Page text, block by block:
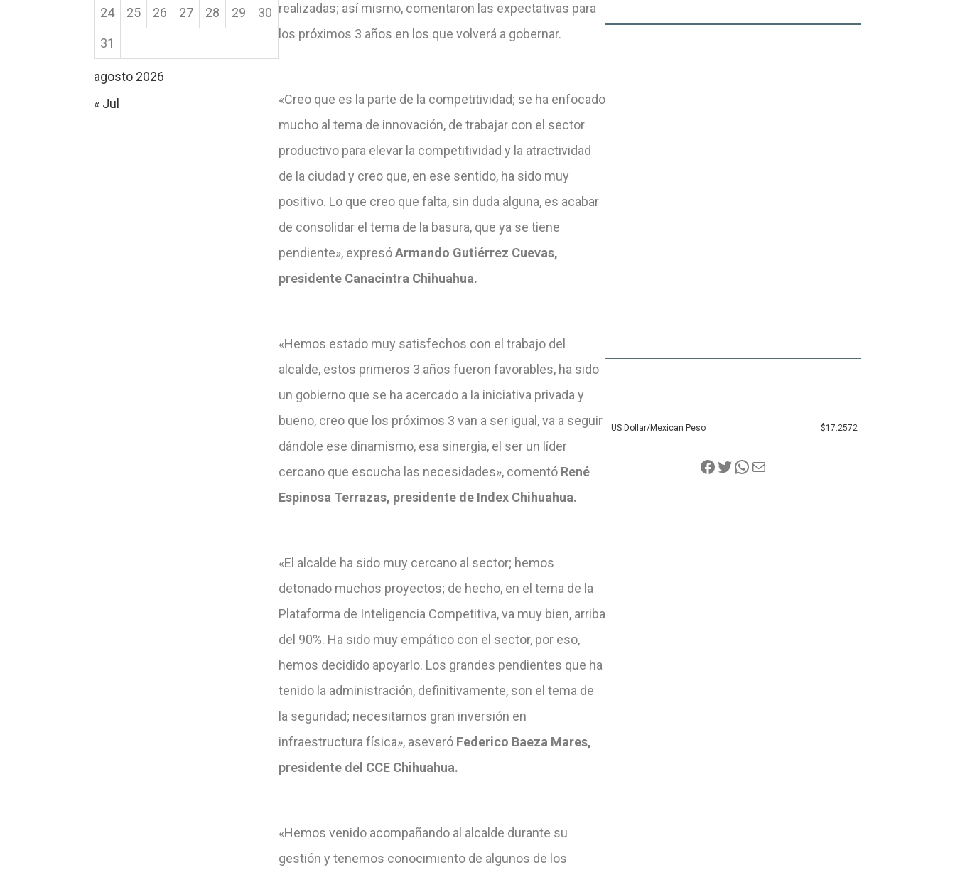
agosto 2026
24 25 26 27 28 29 30
31
« Jul
realizadas; así mismo, comentaron las expectativas para
los próximos 3 años en los que volverá a gobernar.
«Creo que es la parte de la competitividad; se ha enfocado
mucho al tema de innovación, de trabajar con el sector
productivo para elevar la competitividad y la atractividad
de la ciudad y creo que, en ese sentido, ha sido muy
positivo. Lo que creo que falta, sin duda alguna, es acabar
de consolidar el tema de la basura, que ya se tiene
pendiente», expresóArmando Gutiérrez Cuevas,
presidente Canacintra Chihuahua.
«Hemos estado muy satisfechos con el trabajo del
alcalde, estos primeros 3 años fueron favorables, ha sido
un gobierno que se ha acercado a la iniciativa privada y
bueno, creo que los próximos 3 van a ser igual, va a seguir
dándole ese dinamismo, esa sinergia, el ser un líder
cercano que escucha las necesidades», comentó René
Espinosa Terrazas, presidente de Index Chihuahua.
«El alcalde ha sido muy cercano al sector; hemos
detonado muchos proyectos; de hecho, en el tema de la
Plataforma de Inteligencia Competitiva, va muy bien, arriba
del 90%. Ha sido muy empático con el sector, por eso,
hemos decidido apoyarlo. Los grandes pendientes que ha
tenido la administración, definitivamente, son el tema de
la seguridad; necesitamos gran inversión en
infraestructura física», aseveró Federico Baeza Mares,
presidente del CCE Chihuahua.
«Hemos venido acompañando al alcalde durante su
gestión y tenemos conocimiento de algunos de los
US Dollar/Mexican Peso $17.2572